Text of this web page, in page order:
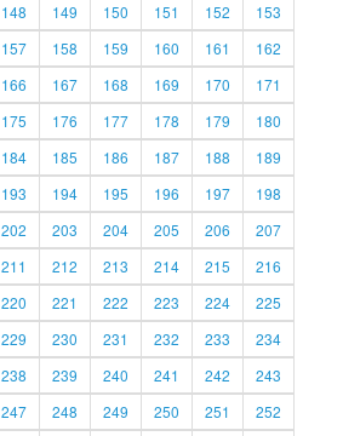
148 149 150 151 152
153
157 158 159 160 161
162
166 167 168 169 170
171
175 176 177 178 179
180
184 185 186 187 188
189
193 194 195 196 197
198
202 203 204 205 206
207
211 212 213 214 215
216
220 221 222 223 224
225
229 230 231 232 233
234
238 239 240 241 242
243
247 248 249 250 251 252